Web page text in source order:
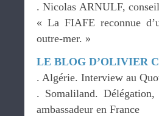
. Nicolas ARNULF,
« La FIAFE reconnue
outre-mer. »
LE BLOG D’OLIVIER
. Algérie. Interview au
. Somaliland.
ambassadeur en France